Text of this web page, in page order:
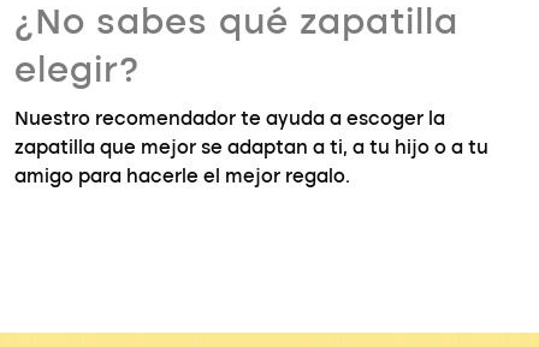
¿No sabes qué zapatilla
elegir?
Nuestro recomendador te ayuda a escoger la
zapatilla que mejor se adaptan a ti, a tu hijo o a tu
amigo para hacerle el mejor regalo.